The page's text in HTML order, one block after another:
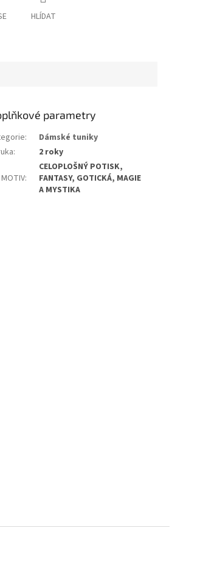
HLÍDAT
parametry
:
Dámské tuniky
: 2 roky
MOTIV:
CELOPLOŠNÝ POTISK,
FANTASY, GOTICKÁ, MAGIE
A MYSTIKA